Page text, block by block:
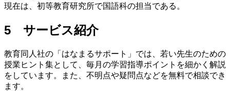
現在は、初等教育研究所で国語科の担当である。
5 サービス紹介
教育同人社の「はなまるサポート」では、若い先生のための
授業ヒント集として、毎月の学習指導ポイントを細かく解説
をしています。また、不明点や疑問点などを無料で相談でき
ます。